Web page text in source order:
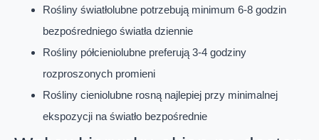
Rośliny światłolubne potrzebują minimum 6-8 godzin
bezpośredniego światła dziennie
Rośliny półcieniolubne preferują 3-4 godziny
rozproszonych promieni
Rośliny cieniolubne rosną najlepiej przy minimalnej
ekspozycji na światło bezpośrednie